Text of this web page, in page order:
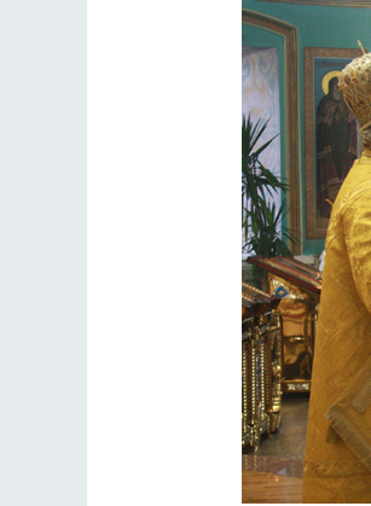
Как найти своё место в
Кирилл Мурышев